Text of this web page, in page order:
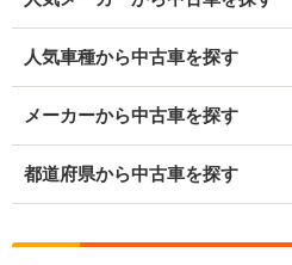
人気車種から中古車を探す
メーカーから中古車を探す
都道府県から中古車を探す